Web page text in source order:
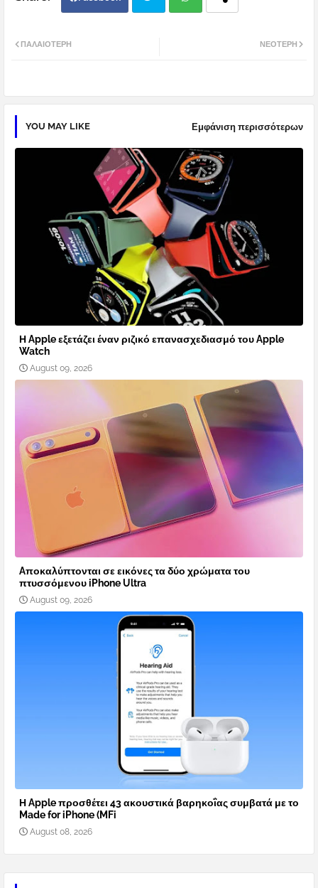
pp
ΝΕΌΤΕΡΗ
ΠΑΛΑΙΌΤΕΡΗ
YOU MAY LIKE Εμφάνιση περισσότερων
Η Apple εξετάζει έναν ριζικό επανασχεδιασμό του Apple
Watch
August 09, 2026
Aποκαλύπτονται σε εικόνες τα δύο χρώματα του
πτυσσόμενου iPhone Ultra
August 09, 2026
Η Apple προσθέτει 43 ακουστικά βαρηκοΐας συμβατά με το
Made for iPhone (MFi
August 08, 2026